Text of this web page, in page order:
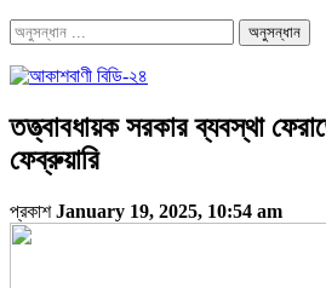
তত্ত্বাবধায়ক সরকার ব্যবস্থা
ফেব্রুয়ারি
প্রকাশJanuary 19, 2025, 10:54 am